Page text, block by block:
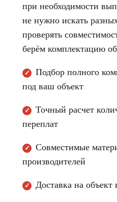
при необходимости
не нужно искать
проверять
берём комплектацию
✓
Подбор полного
под ваш объект
✓
Точный расчет
переплат
✓
Совместимые
производителей
✓ Доставка на объект